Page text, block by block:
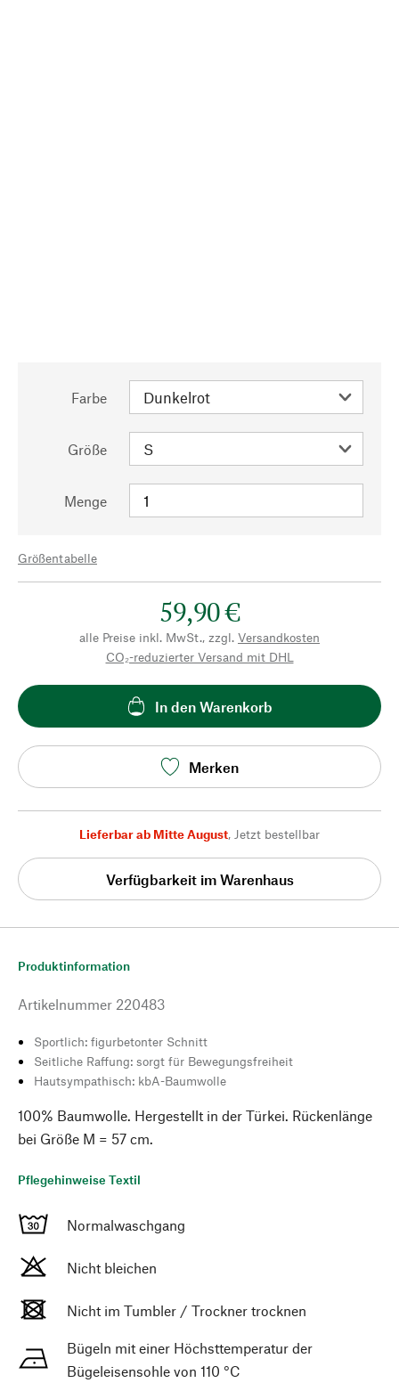
Farbe
Größe
Menge
Größentabelle
59,90 €
alle Preise inkl. MwSt., zzgl. Versandkosten
CO₂-reduzierter Versand mit DHL
In den Warenkorb
Merken
Lieferbar ab Mitte August, Jetzt bestellbar
Verfügbarkeit im Warenhaus
Produktinformation
Artikelnummer 220483
Sportlich: figurbetonter Schnitt
Seitliche Raffung: sorgt für Bewegungsfreiheit
Hautsympathisch: kbA-Baumwolle
100% Baumwolle. Hergestellt in der Türkei. Rückenlänge
bei Größe M = 57 cm.
Pflegehinweise Textil
Normalwaschgang
Nicht bleichen
Nicht im Tumbler / Trockner trocknen
Bügeln mit einer Höchsttemperatur der
Bügeleisensohle von 110 °C